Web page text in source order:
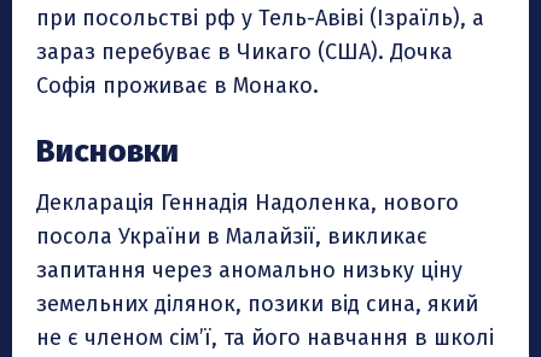
при посольстві рф у Тель-Авіві (Ізраїль), а
зараз перебуває в Чикаго (США). Дочка
Софія проживає в Монако.
Висновки
Декларація Геннадія Надоленка, нового
посола України в Малайзії, викликає
запитання через аномально низьку ціну
земельних ділянок, позики від сина, який
не є членом сім’ї, та його навчання в школі